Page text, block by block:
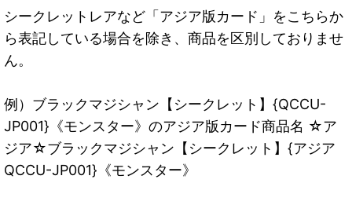
シークレットレアなど「アジア版カード」をこちらか
ら表記している場合を除き、商品を区別しておりませ
ん。
例）ブラックマジシャン【シークレット】{QCCU-
JP001}《モンスター》のアジア版カード商品名 ☆ア
ジア☆ブラックマジシャン【シークレット】{アジア
QCCU-JP001}《モンスター》